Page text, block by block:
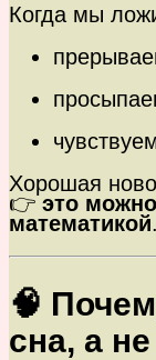
Когда мы
Хорошая
👉это
математикой.
🧠
сна, а